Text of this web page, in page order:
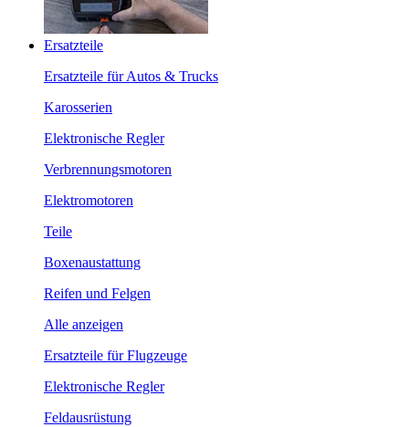
Ersatzteile
Ersatzteile für Autos & Trucks
Karosserien
Elektronische Regler
Verbrennungsmotoren
Elektromotoren
Teile
Boxenaustattung
Reifen und Felgen
Alle anzeigen
Ersatzteile für Flugzeuge
Elektronische Regler
Feldausrüstung